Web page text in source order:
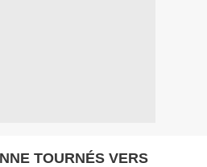
TOURNÉS VERS